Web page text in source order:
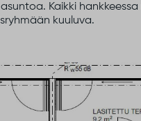
Kaikki
kuuluva.